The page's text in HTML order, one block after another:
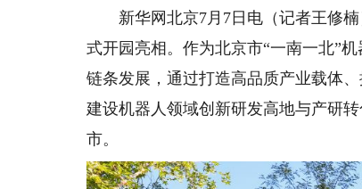
新华网北京7月7日电（记者王修楠
式开园亮相。作为北京市“一南一北”
链条发展，通过打造高品质产业载体
建设机器人领域创新研发高地与产研
市。